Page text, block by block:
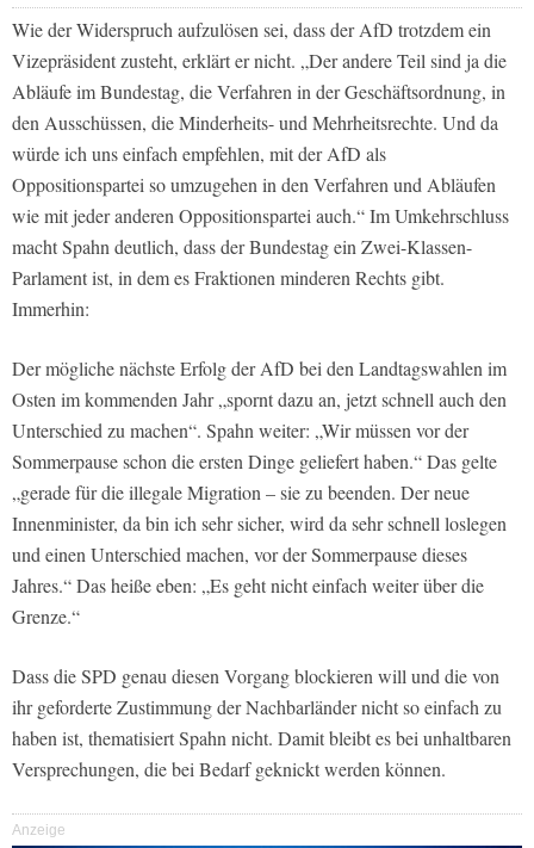
Wie der Widerspruch aufzulösen sei, dass der AfD trotzdem ein
Vizepräsident zusteht, erklärt er nicht. „Der andere Teil sind ja die
Abläufe im Bundestag, die Verfahren in der Geschäftsordnung, in
den Ausschüssen, die Minderheits- und Mehrheitsrechte. Und da
würde ich uns einfach empfehlen, mit der AfD als
Oppositionspartei so umzugehen in den Verfahren und Abläufen
wie mit jeder anderen Oppositionspartei auch.“ Im Umkehrschluss
macht Spahn deutlich, dass der Bundestag ein Zwei-Klassen-
Parlament ist, in dem es Fraktionen minderen Rechts gibt.
Immerhin:
Der mögliche nächste Erfolg der AfD bei den Landtagswahlen im
Osten im kommenden Jahr „spornt dazu an, jetzt schnell auch den
Unterschied zu machen“. Spahn weiter: „Wir müssen vor der
Sommerpause schon die ersten Dinge geliefert haben.“ Das gelte
„gerade für die illegale Migration – sie zu beenden. Der neue
Innenminister, da bin ich sehr sicher, wird da sehr schnell loslegen
und einen Unterschied machen, vor der Sommerpause dieses
Jahres.“ Das heiße eben: „Es geht nicht einfach weiter über die
Grenze.“
Dass die SPD genau diesen Vorgang blockieren will und die von
ihr geforderte Zustimmung der Nachbarländer nicht so einfach zu
haben ist, thematisiert Spahn nicht. Damit bleibt es bei unhaltbaren
Versprechungen, die bei Bedarf geknickt werden können.
Anzeige